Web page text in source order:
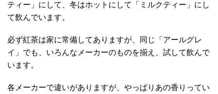
ティー」にして、冬はホットにして「ミルクティー」にし
て飲んでいます。
必ず紅茶は家に常備してありますが、同じ「アールグレ
イ」でも、いろんなメーカーのものを揃え、試して飲んで
います。
各メーカーで違いがありますが、やっぱりあの香りってい